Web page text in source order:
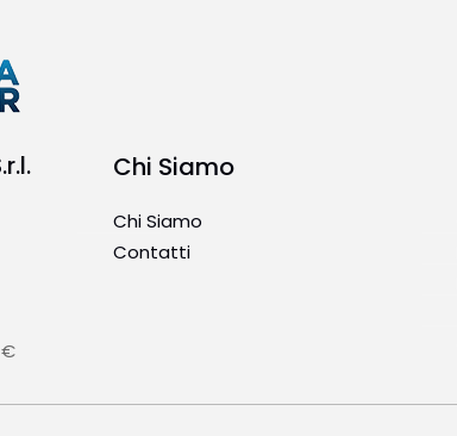
€
Chi Siamo
Chi Siamo
Contatti